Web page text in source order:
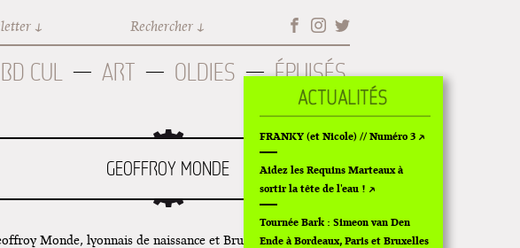
Rechercher
BD CUL ART OLDIES ÉPUISÉS
GEOFFROY MONDE
Monde, lyonnais de naissance et Bruxellois d'adoption,
FRANKY (et Nicole) // Numéro 3
Aidez les Requins Marteaux à
sortir la tête de l'eau !
Tournée Bark : Simeon van Den
Ende à Bordeaux, Paris et Bruxelles